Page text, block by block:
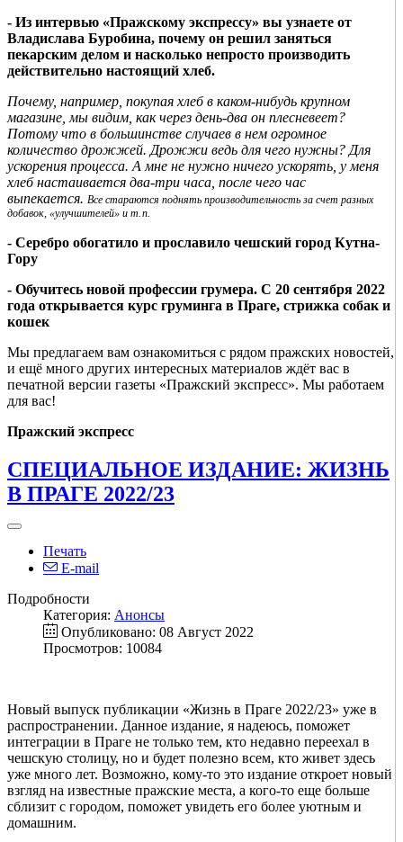
- Из интервью «Пражскому экспрессу» вы узнаете от
Владислава Буробина, почему он решил заняться
пекарским делом и насколько непросто производить
действительно настоящий хлеб.
Почему, например, покупая хлеб в каком-нибудь крупном
магазине, мы видим, как через день-два он плесневеет?
Потому что в большинстве случаев в нем огромное
количество дрожжей. Дрожжи ведь для чего нужны? Для
ускорения процесса. А мне не нужно ничего ускорять, у меня
хлеб настаивается два-три часа, после чего час
выпекается. Все стараются поднять производительность за счет разных
добавок, «улучшителей» и т. п.
- Серебро обогатило и прославило чешский город Кутна-
Гору
- Обучитесь новой профессии грумера. С 20 сентября 2022
года открывается курс груминга в Праге, стрижка собак и
кошек
Мы предлагаем вам ознакомиться с рядом пражских новостей,
и ещё много других интересных материалов ждёт вас в
печатной версии газеты «Пражский экспресс». Мы работаем
для вас!
Пражский экспресс
СПЕЦИАЛЬНОЕ ИЗДАНИЕ: ЖИЗНЬ
В ПРАГЕ 2022/23
Печать
E-mail
Подробности
Категория: Анонсы
Опубликовано: 08 Август 2022
Просмотров: 10084
Новый выпуск публикации «Жизнь в Праге 2022/23» уже в
распространении. Данное издание, я надеюсь, поможет
интеграции в Праге не только тем, кто недавно переехал в
чешскую столицу, но и будет полезно всем, кто живет здесь
уже много лет. Возможно, кому-то это издание откроет новый
взгляд на известные пражские места, а кого-то еще больше
сблизит с городом, поможет увидеть его более уютным и
домашним.